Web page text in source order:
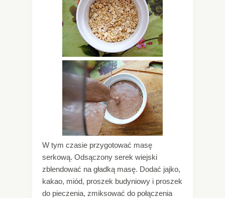
W tym czasie przygotować masę
serkową. Odsączony serek wiejski
zblendować na gładką masę. Dodać jajko,
kakao, miód, proszek budyniowy i proszek
do pieczenia, zmiksować do połączenia